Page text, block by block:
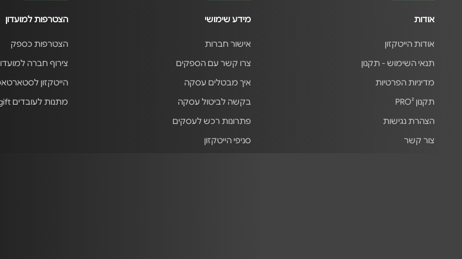
אודות
אודות הייטקזון
תנאי השימוש - תקנון
מדיניות הפרטיות
תקנון PRO²
הצהרת נגישות
צור קשר
מידע שימושי
אישור חברות
צרו קשר עם הספקים
איך מבטלים עסקה
בקשה לביטול עסקה
פתרונות רכש לעסקים
סניפי הייטקזון
הצטרפות למועדון
הצטרפות כספק
צירוף חברה
הייטקזון
מתנות לעובדים gogift